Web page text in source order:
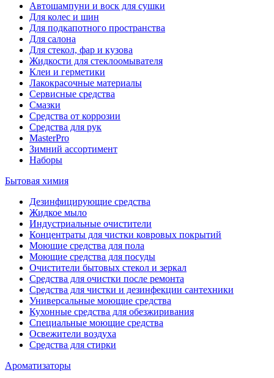
Автошампуни и воск для сушки
Для колес и шин
Для подкапотного пространства
Для салона
Для стекол, фар и кузова
Жидкости для стеклоомывателя
Клеи и герметики
Лакокрасочные материалы
Сервисные средства
Смазки
Средства от коррозии
Средства для рук
MasterPro
Зимний ассортимент
Наборы
Бытовая химия
Дезинфицирующие средства
Жидкое мыло
Индустриальные очистители
Концентраты для чистки ковровых покрытий
Моющие средства для пола
Моющие средства для посуды
Очистители бытовых стекол и зеркал
Средства для очистки после ремонта
Средства для чистки и дезинфекции сантехники
Универсальные моющие средства
Кухонные средства для обезжиривания
Специальные моющие средства
Освежители воздуха
Средства для стирки
Ароматизаторы